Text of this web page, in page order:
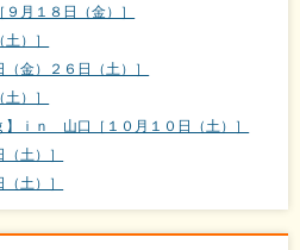
月１８日（金）］
）］
金）２６日（土）］
）］
】ｉｎ 山口［１０月１０日（土）］
土）］
土）］